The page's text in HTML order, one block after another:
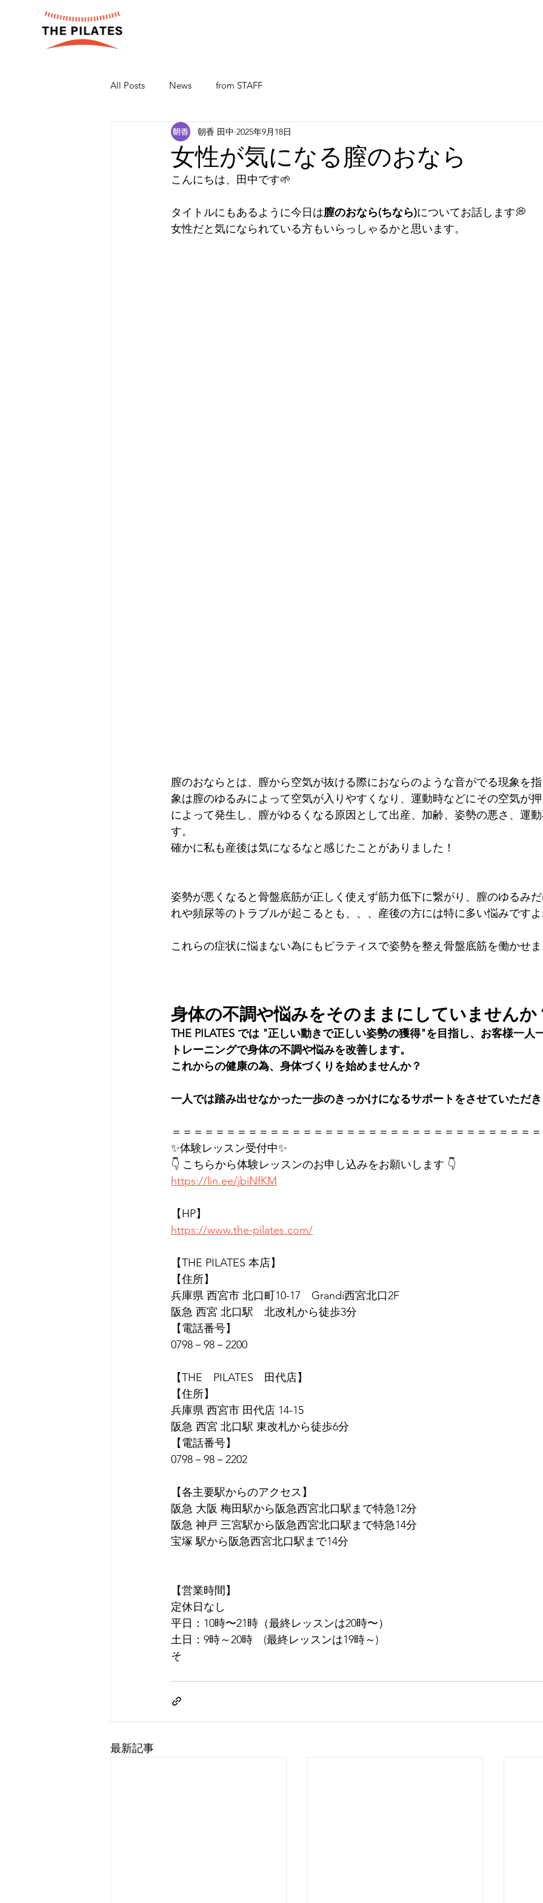
All Posts News from STAFF
女性が気になる膣のおなら
朝香 田中 2025年9月18日
こんにちは、田中です🌱
タイトルにもあるように今日は膣のおなら(ちなら)についてお話します💭
女性だと気になられている方もいらっしゃるかと思います。
膣のおならとは、膣から空気が抜ける際におならのような音がでる現象を
象は膣のゆるみによって空気が入りやすくなり、運動時などにその空気が
によって発生し、膣がゆるくなる原因として出産、加齢、姿勢の悪さ、運
す。
確かに私も産後は気になるなと感じたことがありました！
姿勢が悪くなると骨盤底筋が正しく使えず筋力低下に繋がり、膣のゆるみ
れや頻尿等のトラブルが起こるとも、、、産後の方には特に多い悩みです
これらの症状に悩まない為にもピラティスで姿勢を整え骨盤底筋を働かせ
身体の不調や悩みをそのままにしていませんか
THE PILATES では "正しい動きで正しい姿勢の獲得"を目指し、お客様一人
トレーニングで身体の不調や悩みを改善します。
これからの健康の為、身体づくりを始めませんか？
一人では踏み出せなかった一歩のきっかけになるサポートをさせていただ
＝＝＝＝＝＝＝＝＝＝＝＝＝＝＝＝＝＝＝＝＝＝＝＝＝＝＝＝＝＝＝＝＝＝
✨体験レッスン受付中✨
👇 こちらから体験レッスンのお申し込みをお願いします 👇
https://lin.ee/jbiNfKM
【HP】
https://www.the-pilates.com/
【THE PILATES 本店】
【住所】
兵庫県 西宮市 北口町10-17　Grandi西宮北口2F
阪急 西宮 北口駅　北改札から徒歩3分
【電話番号】
0798－98－2200
【THE　PILATES　田代店】
【住所】
兵庫県 西宮市 田代店 14-15
阪急 西宮 北口駅 東改札から徒歩6分
【電話番号】
0798－98－2202
【各主要駅からのアクセス】
阪急 大阪 梅田駅から阪急西宮北口駅まで特急12分
阪急 神戸 三宮駅から阪急西宮北口駅まで特急14分
宝塚 駅から阪急西宮北口駅まで14分
【営業時間】
定休日なし
平日：10時〜21時（最終レッスンは20時〜）
土日：9時～20時　(最終レッスンは19時～)
そ
最新記事